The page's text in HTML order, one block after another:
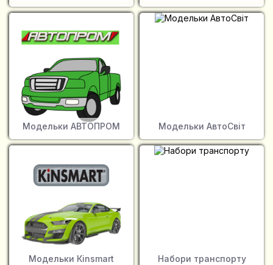
Модельки АВТОПРОМ Модельки АвтоСвіт
Модельки Кinsmart Набори транспорту